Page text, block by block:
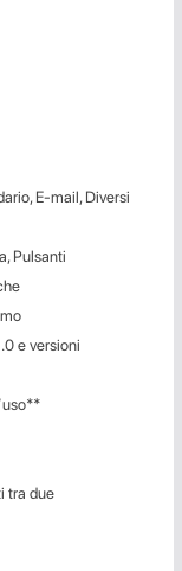
E-mail, Diversi
Pulsanti
e versioni
tra due